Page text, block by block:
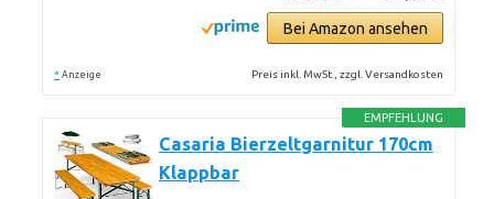
Bei Amazon ansehen
* Anzeige Preis inkl. MwSt., zzgl. Versandkosten
EMPFEHLUNG
Casaria Bierzeltgarnitur 170cm
Klappbar